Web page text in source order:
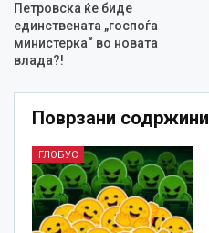
Петровска ќе биде
единствената „госпоѓа
министерка“ во новата
влада?!
Поврзани содржини
ГЛОБУС